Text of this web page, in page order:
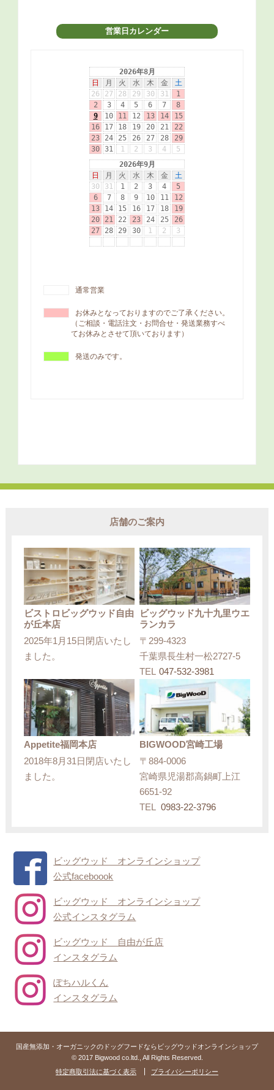
店舗のご案内
ビストロビッグウッド自由
が丘本店
2025年1月15日閉店いたし
ました。
ビッグウッド九十九里ウエ
ランカラ
〒299-4323
千葉県長生村一松2727-5
TEL 047-532-3981
Appetite福岡本店
2018年8月31日閉店いたし
ました。
BIGWOOD宮崎工場
〒884-0006
宮崎県児湯郡高鍋町上江
6651-92
TEL
0983-22-3796
ビッグウッド オンラインショップ
公式faceboook
ビッグウッド オンラインショップ
公式インスタグラム
ビッグウッド 自由が丘店
インスタグラム
ぽちハルくん
インスタグラム
国産無添加・オーガニックのドッグフードならビッグウッドオンラインショップ
© 2017 Bigwood co.ltd., All Rights Reserved.
特定商取引法に基づく表示
プライバシーポリシー